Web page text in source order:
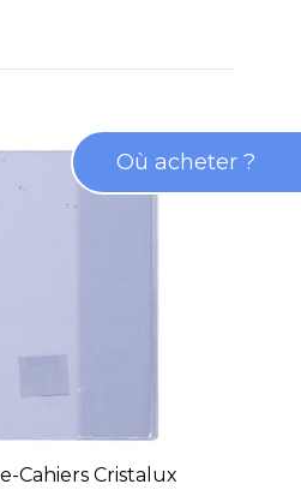
Cahiers Cristalux
Où acheter ?